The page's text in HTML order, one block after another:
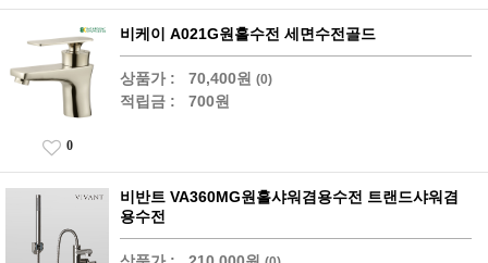
비케이 A021G원홀수전 세면수전골드
상품가 : 70,400원 (0)
적립금 : 700원
0
비반트 VA360MG원홀샤워겸용수전 트랜드샤워겸
용수전